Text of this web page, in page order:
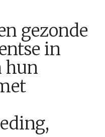
gezonde
in
hun